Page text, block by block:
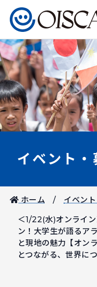
イベント・
ホーム イベン
＜1/22(水)オンライ
ン！大学生が語るア
と現地の魅力【オン
とつながる、世界に